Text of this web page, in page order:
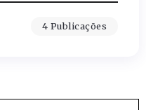
4 Publicações